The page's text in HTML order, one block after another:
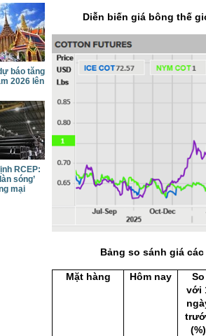
Diễn biến giá bông thế
Bảng so sánh giá
Mặt hàng Hôm nay
So
với
(%)
báo tăng
2026 lên
RCEP:
sóng’
mại